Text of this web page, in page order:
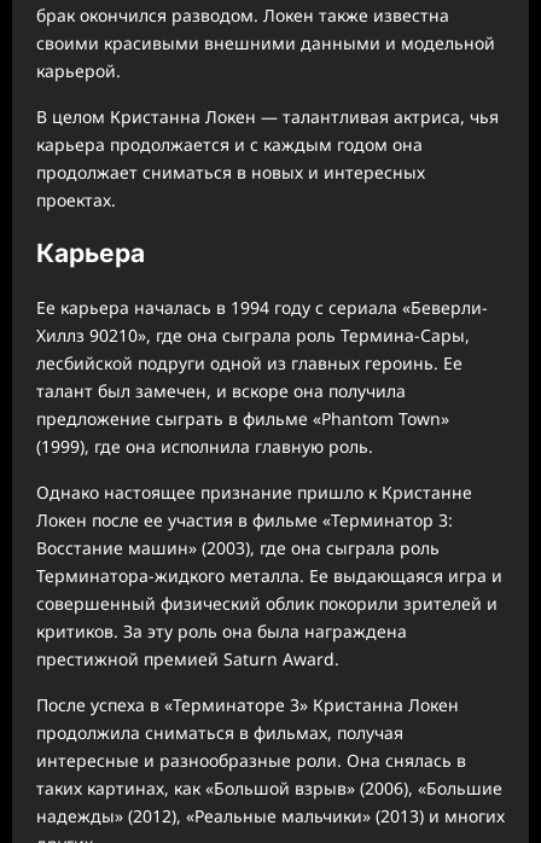
брак окончился разводом. Локен также известна
своими красивыми внешними данными и модельной
карьерой.
В целом Кристанна Локен — талантливая актриса, чья
карьера продолжается и с каждым годом она
продолжает сниматься в новых и интересных
проектах.
Карьера
Ее карьера началась в 1994 году с сериала «Беверли-
Хиллз 90210», где она сыграла роль Термина-Сары,
лесбийской подруги одной из главных героинь. Ее
талант был замечен, и вскоре она получила
предложение сыграть в фильме «Phantom Town»
(1999), где она исполнила главную роль.
Однако настоящее признание пришло к Кристанне
Локен после ее участия в фильме «Терминатор 3:
Восстание машин» (2003), где она сыграла роль
Терминатора-жидкого металла. Ее выдающаяся игра и
совершенный физический облик покорили зрителей и
критиков. За эту роль она была награждена
престижной премией Saturn Award.
После успеха в «Терминаторе 3» Кристанна Локен
продолжила сниматься в фильмах, получая
интересные и разнообразные роли. Она снялась в
таких картинах, как «Большой взрыв» (2006), «Большие
надежды» (2012), «Реальные мальчики» (2013) и многих